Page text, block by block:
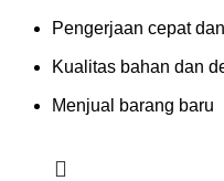
Pengerjaan cepat
Kualitas bahan dan
Menjual barang baru